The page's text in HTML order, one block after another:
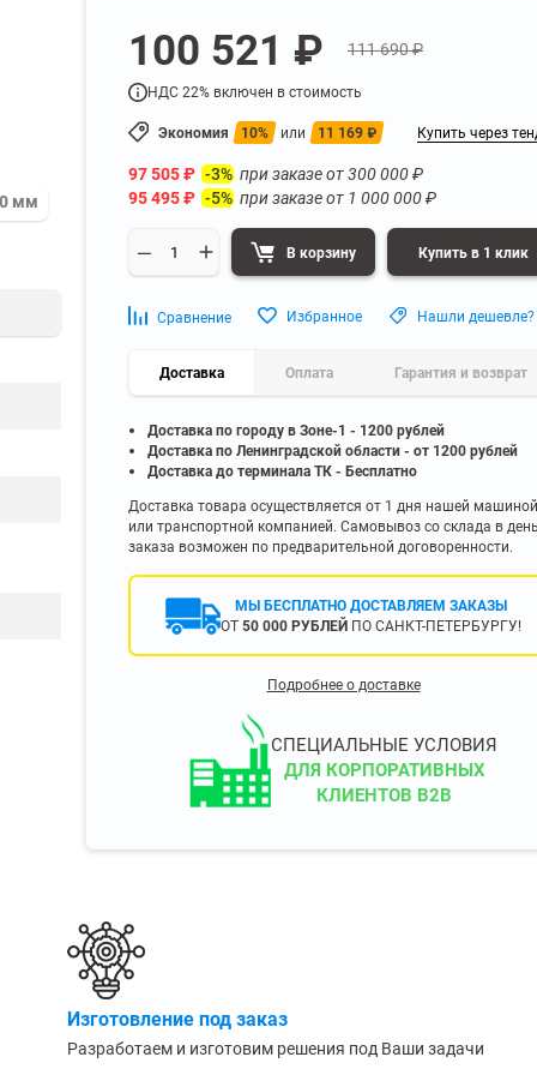
документами
Для рассады и цветов
Показать еще
Невилон
Практик
Диком
Пакс-Металл
Показать еще
ПО ГЛУБИНЕ
200 мм
300 мм
350 мм
450 мм
500 мм
Показать еще▼
(до 10000 кг)
Серые
(ВОДЫ)
односторонние
Консольные
доступа
Офисная мебель для бизнес-центра
Офисная мебель лофт
Офисная мебель для склада
Офисная мебель на металлокаркасе
Офисная мебель для госучреждений
мм
100 521 ₽ 111 690 ₽
НДС 22% включен в стоимость
Экономия 10% или 11 169₽ Купить через
97 505₽ -3% при заказе от300 000₽
95 495₽ -5% при заказе от 1 000 000₽
В корзину Купить в 1 клик
Сравнение Избранное Нашли дешевле?
Доставка Оплата Гарантия и возврат
Доставка по городу в Зоне-1 - 1200 рублей
Доставка по Ленинградской области - от 1200 рублей
Доставка до терминала ТК - Бесплатно
Доставка товара осуществляется от 1 дня нашей машиной
или транспортной компанией. Самовывоз со склада в
заказа возможен по предварительной договоренности.
МЫ БЕСПЛАТНО ДОСТАВЛЯЕМ ЗАКАЗЫ
ОТ50 000 РУБЛЕЙ ПО САНКТ-ПЕТЕРБУРГУ!
Подробнее о доставке
СПЕЦИАЛЬНЫЕ УСЛОВИЯ
ДЛЯ КОРПОРАТИВНЫХ
КЛИЕНТОВ B2B
Изготовление под заказ
Разработаем и изготовим решения под Ваши задачи